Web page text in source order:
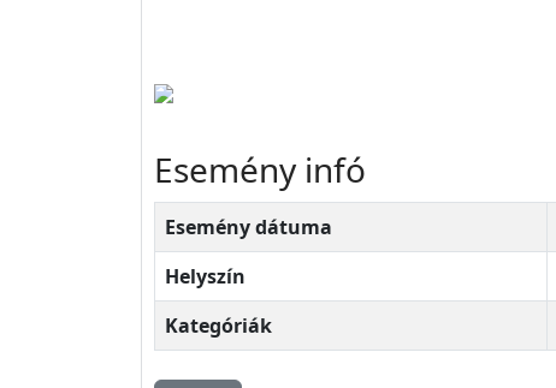
Esemény infó
Esemény dátuma
Helyszín
Kategóriák